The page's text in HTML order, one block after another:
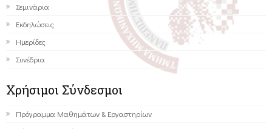
Σεμινάρια
Εκδηλώσεις
Ημερίδες
Συνέδρια
Χρήσιμοι Σύνδεσμοι
Πρόγραμμα Μαθημάτων & Εργαστηρίων